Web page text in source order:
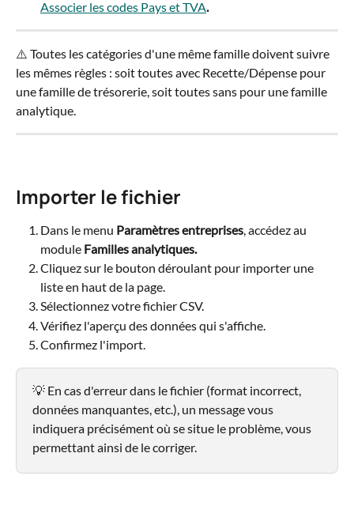
Associer les codes Pays et TVA.
⚠️ Toutes les catégories d'une même famille doivent suivre
les mêmes règles : soit toutes avec Recette/Dépense pour
une famille de trésorerie, soit toutes sans pour une famille
analytique.
Importer le fichier
Dans le menu Paramètres entreprises, accédez au
module Familles analytiques.
Cliquez sur le bouton déroulant pour importer une
liste en haut de la page.
Sélectionnez votre fichier CSV.
Vérifiez l'aperçu des données qui s'affiche.
Confirmez l'import.
💡 En cas d'erreur dans le fichier (format incorrect,
données manquantes, etc.), un message vous
indiquera précisément où se situe le problème, vous
permettant ainsi de le corriger.